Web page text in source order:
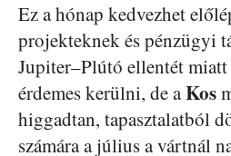
Ez a hónap kedvezhet
projekteknek és pénzügyi
Jupiter–Plútó ellentét
érdemes kerülni, de aKos
higgadtan, tapasztalatból
számára a július a vártnál